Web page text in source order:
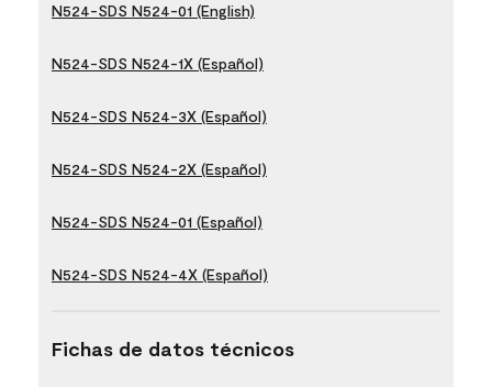
N524-SDS N524-01 (English)
N524-SDS N524-1X (Español)
N524-SDS N524-3X (Español)
N524-SDS N524-2X (Español)
N524-SDS N524-01 (Español)
N524-SDS N524-4X (Español)
Fichas de datos técnicos